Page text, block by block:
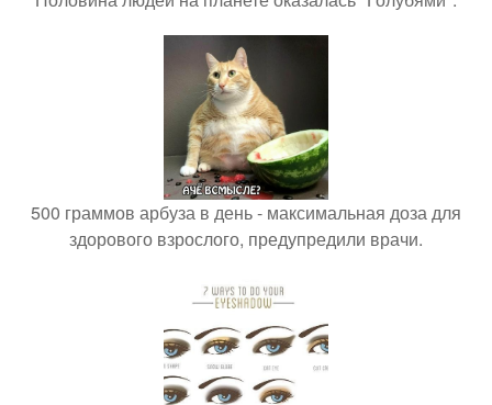
500 граммов арбуза в день - максимальная доза для
здорового взрослого, предупредили врачи.